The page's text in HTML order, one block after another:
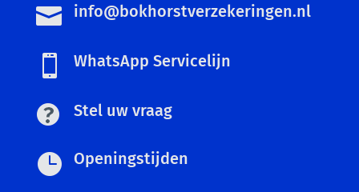
 info@bokhorstverzekeringen.nl
 WhatsApp Servicelijn
Stel uw vraag
 Openingstijden